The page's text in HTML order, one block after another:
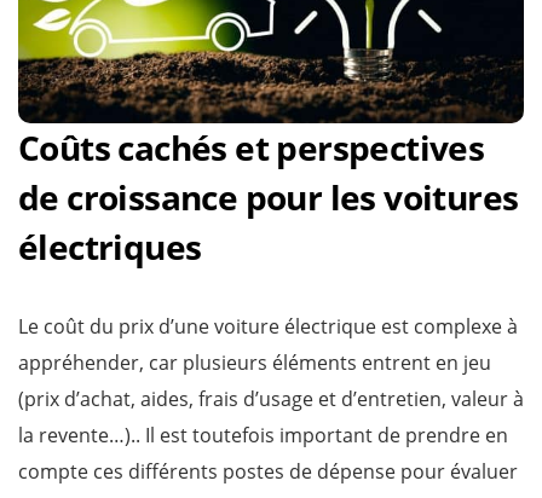
Coûts cachés et perspectives
de croissance pour les voitures
électriques
Le coût du prix d’une voiture électrique est complexe à
appréhender, car plusieurs éléments entrent en jeu
(prix d’achat, aides, frais d’usage et d’entretien, valeur à
la revente…).. Il est toutefois important de prendre en
compte ces différents postes de dépense pour évaluer